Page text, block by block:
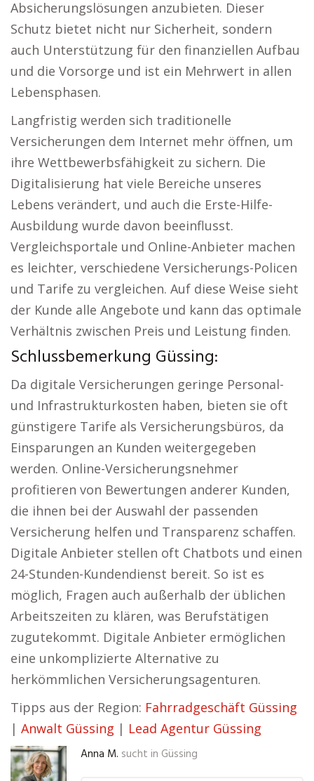
Absicherungslösungen anzubieten. Dieser
Schutz bietet nicht nur Sicherheit, sondern
auch Unterstützung für den finanziellen Aufbau
und die Vorsorge und ist ein Mehrwert in allen
Lebensphasen.
Langfristig werden sich traditionelle
Versicherungen dem Internet mehr öffnen, um
ihre Wettbewerbsfähigkeit zu sichern. Die
Digitalisierung hat viele Bereiche unseres
Lebens verändert, und auch die Erste-Hilfe-
Ausbildung wurde davon beeinflusst.
Vergleichsportale und Online-Anbieter machen
es leichter, verschiedene Versicherungs-Policen
und Tarife zu vergleichen. Auf diese Weise sieht
der Kunde alle Angebote und kann das optimale
Verhältnis zwischen Preis und Leistung finden.
Schlussbemerkung Güssing:
Da digitale Versicherungen geringe Personal-
und Infrastrukturkosten haben, bieten sie oft
günstigere Tarife als Versicherungsbüros, da
Einsparungen an Kunden weitergegeben
werden. Online-Versicherungsnehmer
profitieren von Bewertungen anderer Kunden,
die ihnen bei der Auswahl der passenden
Versicherung helfen und Transparenz schaffen.
Digitale Anbieter stellen oft Chatbots und einen
24-Stunden-Kundendienst bereit. So ist es
möglich, Fragen auch außerhalb der üblichen
Arbeitszeiten zu klären, was Berufstätigen
zugutekommt. Digitale Anbieter ermöglichen
eine unkomplizierte Alternative zu
herkömmlichen Versicherungsagenturen.
Tipps aus der Region: Fahrradgeschäft Güssing
| Anwalt Güssing | Lead Agentur Güssing
Anna M. sucht in Güssing